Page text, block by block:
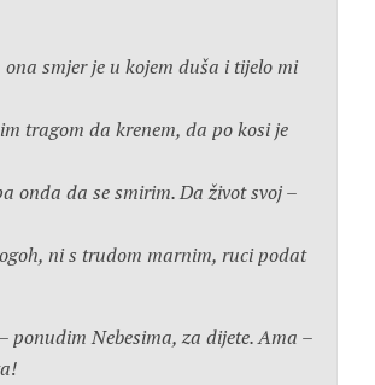
smjer je u kojem duša i tijelo mi
tragom da krenem, da po kosi je
onda da se smirim. Da život svoj –
ni s trudom marnim, ruci podat
ponudim Nebesima, za dijete. Ama –